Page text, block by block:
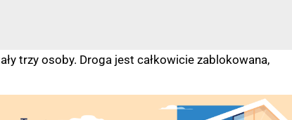
trzy osoby. Droga jest całkowicie zablokowana,